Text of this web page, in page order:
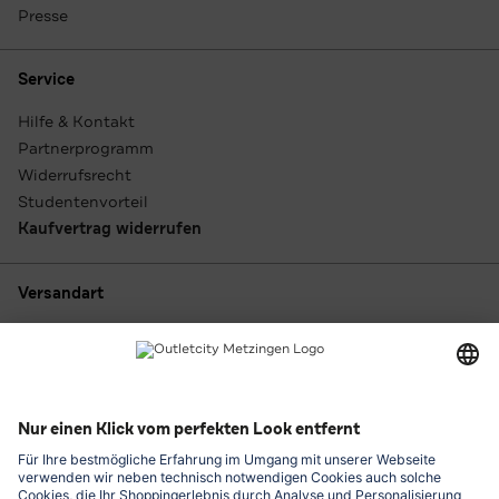
Presse
Service
Hilfe & Kontakt
Partnerprogramm
Widerrufsrecht
Studentenvorteil
Kaufvertrag widerrufen
Versandart